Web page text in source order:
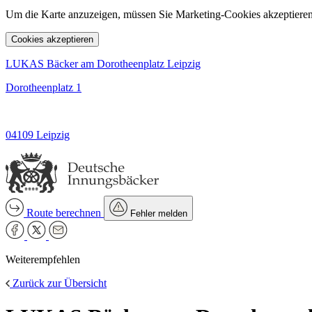
Um die Karte anzuzeigen, müssen Sie Marketing-Cookies
Cookies akzeptieren
LUKAS Bäcker am Dorotheenplatz Leipzig
Dorotheenplatz 1
04109 Leipzig
Route berechnen Fehler melden
Weiterempfehlen
Zurück zur Übersicht